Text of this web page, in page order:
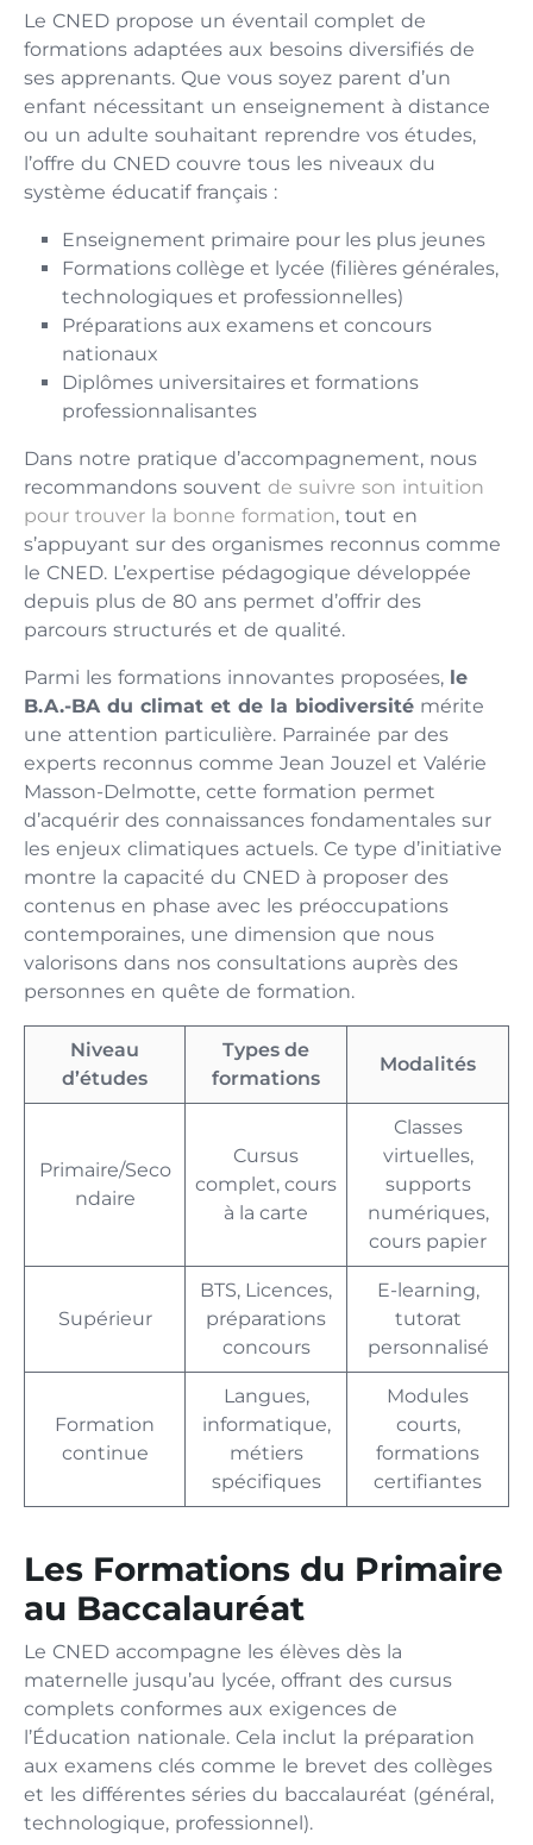
Le CNED propose un éventail complet de
formations adaptées aux besoins diversifiés de
ses apprenants. Que vous soyez parent d’un
enfant nécessitant un enseignement à distance
ou un adulte souhaitant reprendre vos études,
l’offre du CNED couvre tous les niveaux du
système éducatif français :
Enseignement primaire pour les plus jeunes
Formations collège et lycée (filières générales,
technologiques et professionnelles)
Préparations aux examens et concours
nationaux
Diplômes universitaires et formations
professionnalisantes
Dans notre pratique d’accompagnement, nous
recommandons souvent de suivre son intuition
pour trouver la bonne formation, tout en
s’appuyant sur des organismes reconnus comme
le CNED. L’expertise pédagogique développée
depuis plus de 80 ans permet d’offrir des
parcours structurés et de qualité.
Parmi les formations innovantes proposées, le
B.A.-BA du climat et de la biodiversité mérite
une attention particulière. Parrainée par des
experts reconnus comme Jean Jouzel et Valérie
Masson-Delmotte, cette formation permet
d’acquérir des connaissances fondamentales sur
les enjeux climatiques actuels. Ce type d’initiative
montre la capacité du CNED à proposer des
contenus en phase avec les préoccupations
contemporaines, une dimension que nous
valorisons dans nos consultations auprès des
personnes en quête de formation.
Niveau
d’études
Types de
formations
Modalités
Primaire/Seco
ndaire
Cursus
complet, cours
à la carte
Classes
virtuelles,
supports
numériques,
cours papier
Supérieur
BTS, Licences,
préparations
concours
E-learning,
tutorat
personnalisé
Formation
continue
Langues,
informatique,
métiers
spécifiques
Modules
courts,
formations
certifiantes
Les Formations du Primaire
au Baccalauréat
Le CNED accompagne les élèves dès la
maternelle jusqu’au lycée, offrant des cursus
complets conformes aux exigences de
l’Éducation nationale. Cela inclut la préparation
aux examens clés comme le brevet des collèges
et les différentes séries du baccalauréat (général,
technologique, professionnel).